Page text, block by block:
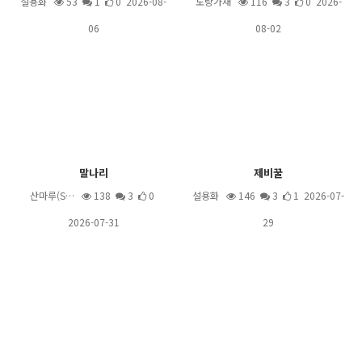
06
08-02
말나리
산마루(S… 138 3
0
2026-07-31
제비꿀
설용화 146 3
1 2026-07-
29